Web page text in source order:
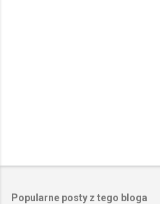
Popularne posty z tego bloga